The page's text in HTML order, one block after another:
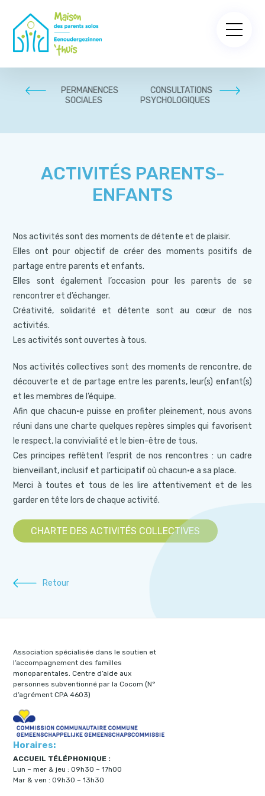
PERMANENCES
SOCIALES
CONSULTATIONS
PSYCHOLOGIQUES
ACTIVITÉS PARENTS-
ENFANTS
Nos activités sont des moments de détente et de plaisir.
Elles ont pour objectif de créer des moments positifs de
partage entre parents et enfants.
Elles sont également l’occasion pour les parents de se
rencontrer et d’échanger.
Créativité, solidarité et détente sont au cœur de nos
activités.
Les activités sont ouvertes à tous.
Nos activités collectives sont des moments de rencontre, de
découverte et de partage entre les parents, leur(s) enfant(s)
et les membres de l’équipe.
Afin que chacun·e puisse en profiter pleinement, nous avons
réuni dans une charte quelques repères simples qui favorisent
le respect, la convivialité et le bien-être de tous.
Ces principes reflètent l’esprit de nos rencontres : un cadre
bienveillant, inclusif et participatif où chacun·e a sa place.
Merci à toutes et tous de les lire attentivement et de les
garder en tête lors de chaque activité.
CHARTE DES ACTIVITÉS COLLECTIVES
Retour
Association spécialisée dans le soutien et
l’accompagnement des familles
monoparentales. Centre d’aide aux
personnes subventionné par la Cocom (N°
d’agrément CPA 4603)
Horaires:
ACCUEIL TÉLÉPHONIQUE :
Lun – mer & jeu : 09h30 – 17h00
Mar & ven : 09h30 – 13h30